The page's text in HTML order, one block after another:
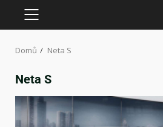
Domů Neta S
Neta S